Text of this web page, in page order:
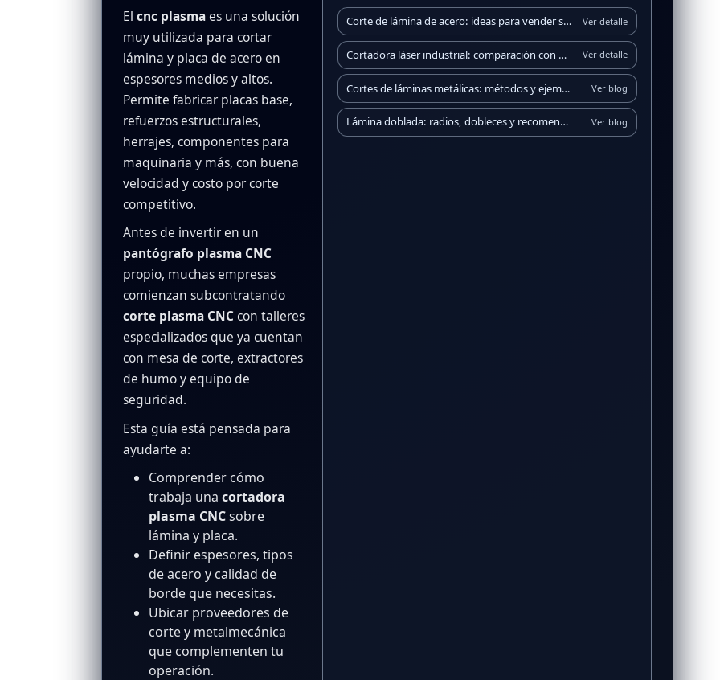
El cnc plasmaes una solución
muy utilizada para cortar
lámina y placa de acero en
espesores medios y altos.
Permite fabricar placas base,
refuerzos estructurales,
herrajes, componentes para
maquinaria y más, con buena
velocidad y costo por corte
competitivo.
Antes de invertir en un
pantógrafo plasma CNC
propio, muchas empresas
comienzan subcontratando
corte plasma CNC con talleres
especializados que ya cuentan
con mesa de corte, extractores
de humo y equipo de
seguridad.
Esta guía está pensada para
ayudarte a:
Comprender cómo
trabaja una cortadora
plasma CNCsobre
lámina y placa.
Definir espesores, tipos
de acero y calidad de
borde que necesitas.
Ubicar proveedores de
corte y metalmecánica
que complementen tu
operación.
Corte de lámina de acero: ideas para vender servicios Ver detalle
Cortadora láser industrial: comparación con plasma Ver detalle
Cortes de láminas metálicas: métodos y ejemplos Ver blog
Lámina doblada: radios, dobleces y recomendaciones Ver blog